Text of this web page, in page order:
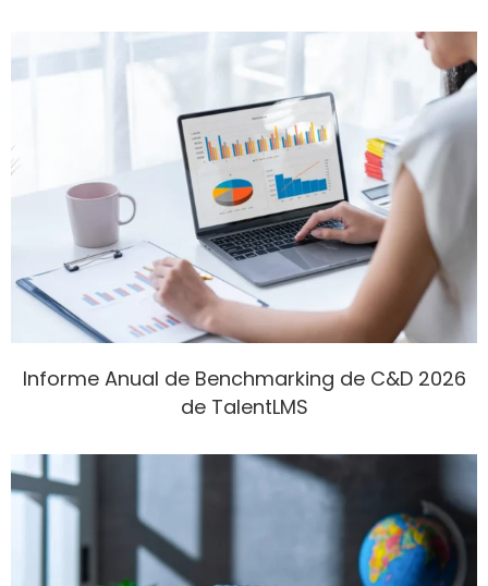
Informe Anual de Benchmarking de C&D 2026
de TalentLMS